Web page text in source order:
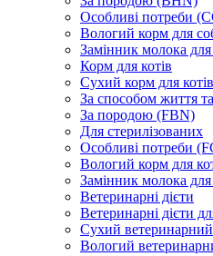
Особливі потреби
Вологий корм для
Замінник молока
Корм для котів
Сухий корм для котів
За способом життя
За породою (FBN)
Для стерилізованих
Особливі потреби
Вологий корм для
Замінник молока
Ветеринарні дієти
Ветеринарні дієти
Сухий
Вологий